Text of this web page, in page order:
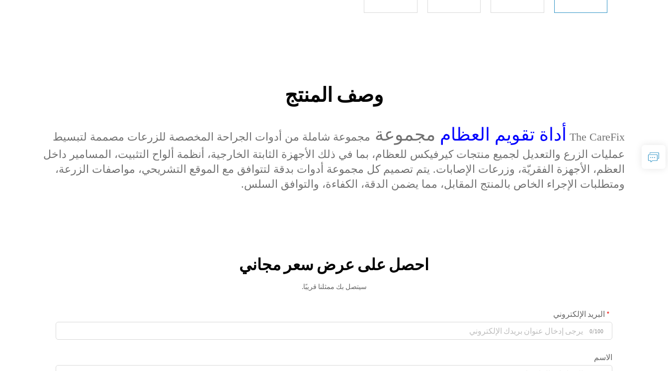
وصف المنتج
The CareFix أداة تقويم العظام مجموعة مجموعة شاملة من أدوات الجراحة المخصصة للزرعات مصممة لتبسيط
عمليات الزرع والتعديل لجميع منتجات كيرفيكس للعظام، بما في ذلك الأجهزة الثابتة الخارجية، أنظمة ألواح التثبيت، المسامير داخل
العظم، الأجهزة الفقريّة، وزرعات الإصابات. يتم تصميم كل مجموعة أدوات بدقة لتتوافق مع الموقع التشريحي، مواصفات الزرعة،
ومتطلبات الإجراء الخاص بالمنتج المقابل، مما يضمن الدقة، الكفاءة، والتوافق السلس.
احصل على عرض سعر مجاني
سيتصل بك ممثلنا قريبًا.
البريد الإلكتروني
0/100
الاسم